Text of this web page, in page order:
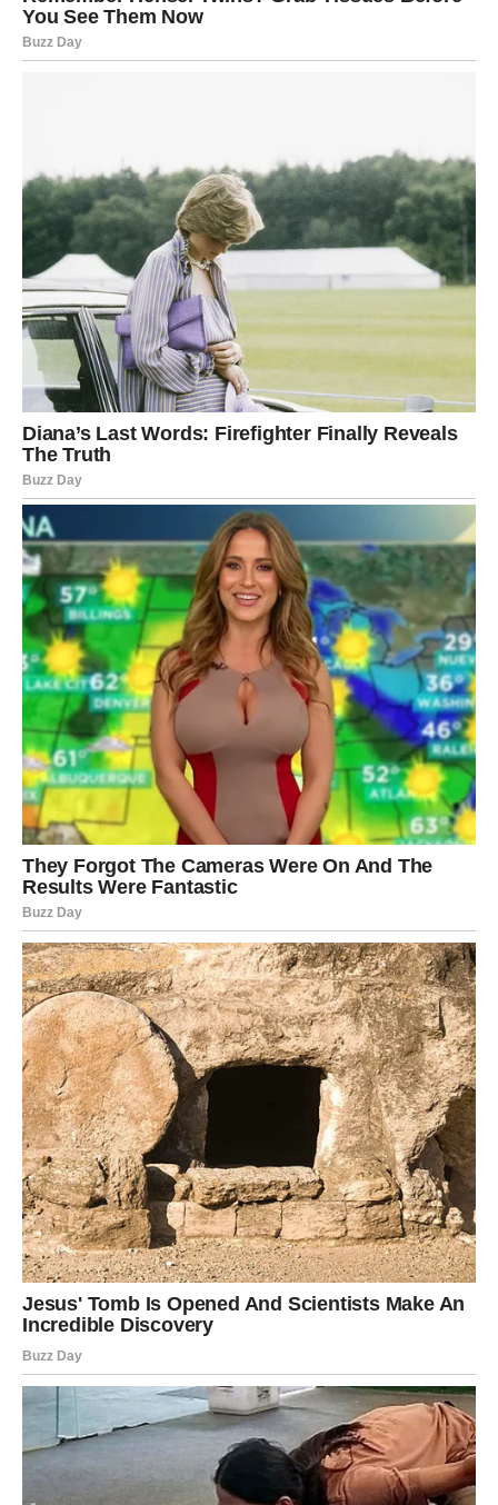
osloboditi prostor za nešto mnogo bolje u budućnosti.
Period velikih emocija i važnih
životnih lekcija
Pred Bikovima je vreme u kojem će se smenjivati sreća i
tuga, osmesi i suze, nagrade i kazne. Sudbina će prvo
pokrenuti događaje koji menjaju tok života, a zatim će
karma početi da deli ono što je zasluženo.
Jedni trenuci doneće radost kakvu dugo nisu osetili.
Drugi će ih naterati da se suoče sa stvarima koje su
pokušavali da zaborave. Upravo zato ovaj period neće biti
običan.